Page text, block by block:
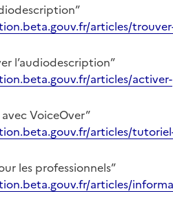
articles/
l’audiodescription”
articles/activer-
VoiceOver”
articles/
les professionnels”
articles/